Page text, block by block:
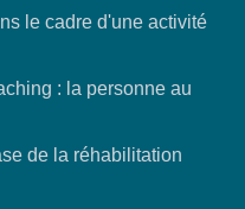
le cadre d'une activité
: la personne au
de la réhabilitation